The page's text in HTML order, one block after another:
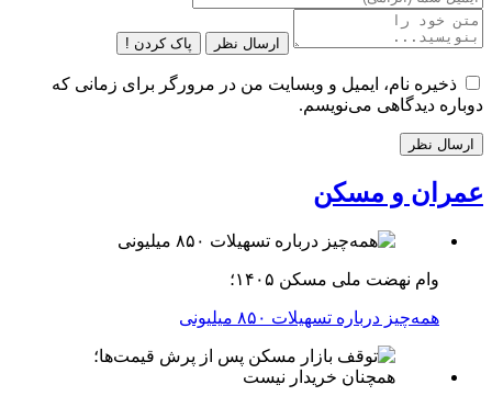
ارسال نظر پاک کردن !
ذخیره نام، ایمیل و وبسایت من در مرورگر برای زمانی که
دوباره دیدگاهی می‌نویسم.
عمران و مسکن
وام نهضت ملی مسکن ۱۴۰۵؛
همه‌چیز درباره تسهیلات ۸۵۰ میلیونی